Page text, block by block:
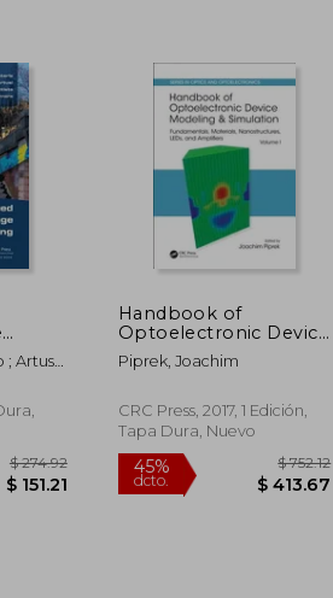
40%
dcto.
Artusi,
Handbook of
Optoelectronic Device
Modeling and
Simulation:
Materials,
Nanostructures, Leds,
(en Inglés)
Piprek, Joachim
CRC Press, 2017, 1 Edición,
Tapa Dura, Nuevo